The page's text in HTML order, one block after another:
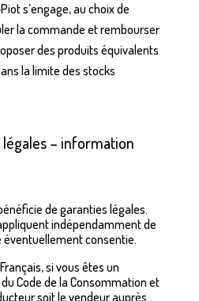
s’engage, au choix de
la commande et rembourser
des produits équivalents
la limite des stocks
– information
de garanties légales.
indépendamment de
consentie.
si vous êtes un
Code de la Consommation et
soit le vendeur auprès